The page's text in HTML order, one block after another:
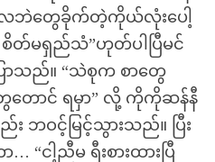
တွေခိုက်တဲ့ကိုယ်လုံးပေါ့
မရှည်သံ”ဟုတ်ပါပြီမင်
ာသည်။ “သဲစုက စာတွေ
ောင် ရမှာ” လို့ ကိုကိုဆန်နီ
ဘဝင့်မြင့်သွားသည်။ ပြီး
“ငါ့ညီမ ရီးစားထားပြီ